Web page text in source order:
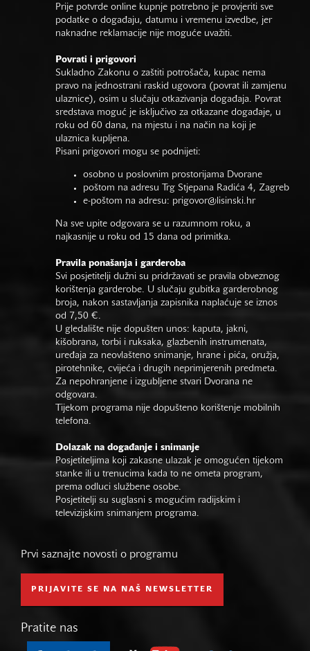
Prije potvrde online kupnje potrebno je provjeriti sve
podatke o događaju, datumu i vremenu izvedbe, jer
naknadne reklamacije nije moguće uvažiti.
Povrati i prigovori
Sukladno Zakonu o zaštiti potrošača, kupac nema
pravo na jednostrani raskid ugovora (povrat ili zamjenu
ulaznice), osim u slučaju otkazivanja događaja. Povrat
sredstava moguć je isključivo za otkazane događaje, u
roku od 60 dana, na mjestu i na način na koji je
ulaznica kupljena.
Pisani prigovori mogu se podnijeti:
osobno u poslovnim prostorijama Dvorane
poštom na adresu Trg Stjepana Radića 4, Zagreb
e-poštom na adresu: prigovor@lisinski.hr
Na sve upite odgovara se u razumnom roku, a
najkasnije u roku od 15 dana od primitka.
Pravila ponašanja i garderoba
Svi posjetitelji dužni su pridržavati se pravila obveznog
korištenja garderobe. U slučaju gubitka garderobnog
broja, nakon sastavljanja zapisnika naplaćuje se iznos
od 7,50 €.
U gledalište nije dopušten unos: kaputa, jakni,
kišobrana, torbi i ruksaka, glazbenih instrumenata,
uređaja za neovlašteno snimanje, hrane i pića, oružja,
pirotehnike, cvijeća i drugih neprimjerenih predmeta.
Za nepohranjene i izgubljene stvari Dvorana ne
odgovara.
Tijekom programa nije dopušteno korištenje mobilnih
telefona.
Dolazak na događanje i snimanje
Posjetiteljima koji zakasne ulazak je omogućen tijekom
stanke ili u trenucima kada to ne ometa program,
prema odluci službene osobe.
Posjetitelji su suglasni s mogućim radijskim i
televizijskim snimanjem programa.
Prvi saznajte novosti o programu
PRIJAVITE SE NA NAŠ NEWSLETTER
Pratite nas